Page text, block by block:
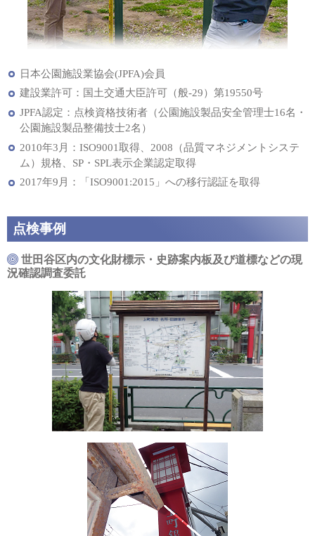
日本公園施設業協会(JPFA)会員
建設業許可：国土交通大臣許可（般-29）第19550号
JPFA認定：点検資格技術者（公園施設製品安全管理士16名・
公園施設製品整備技士2名）
2010年3月：ISO9001取得、2008（品質マネジメントシステ
ム）規格、SP・SPL表示企業認定取得
2017年9月：「ISO9001:2015」への移行認証を取得
点検事例
世田谷区内の文化財標示・史跡案内板及び道標などの現
況確認調査委託